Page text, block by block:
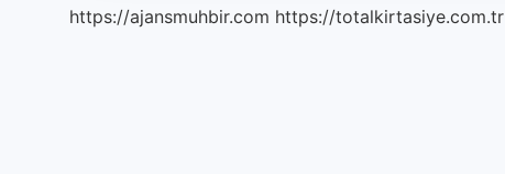
https://ajansmuhbir.com https://totalkirtasiye.com.tr